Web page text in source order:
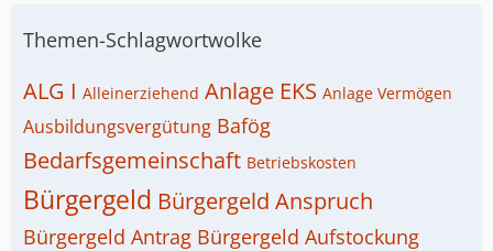
Themen-Schlagwortwolke
ALG I Alleinerziehend Anlage EKS Anlage Vermögen
Ausbildungsvergütung Bafög
Bedarfsgemeinschaft Betriebskosten
Bürgergeld Bürgergeld Anspruch
Bürgergeld Antrag Bürgergeld Aufstockung